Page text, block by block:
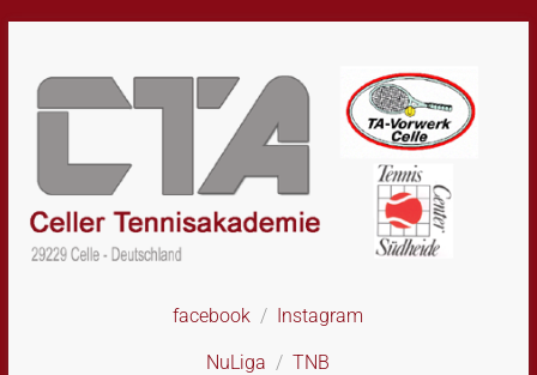
content
facebook / Instagram
NuLiga /TNB